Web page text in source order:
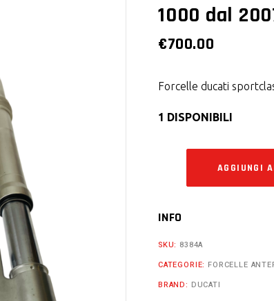
1000 dal
€700.00
Forcelle ducati
1 DISPONIBILI
AGGIUNGI
INFO
SKU: 8384A
CATEGORIE: FORCELLE
BRAND: DUCATI